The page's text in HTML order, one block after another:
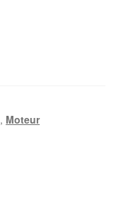
, Moteur